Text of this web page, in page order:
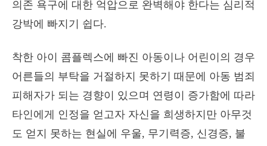
의존 욕구에 대한 억압으로 완벽해야 한다는 심리적
강박에 빠지기 쉽다.
착한 아이 콤플렉스에 빠진 아동이나 어린이의 경우
어른들의 부탁을 거절하지 못하기 때문에 아동 범죄
피해자가 되는 경향이 있으며 연령이 증가함에 따라
타인에게 인정을 얻고자 자신을 희생하지만 아무것
도 얻지 못하는 현실에 우울, 무기력증, 신경증, 불